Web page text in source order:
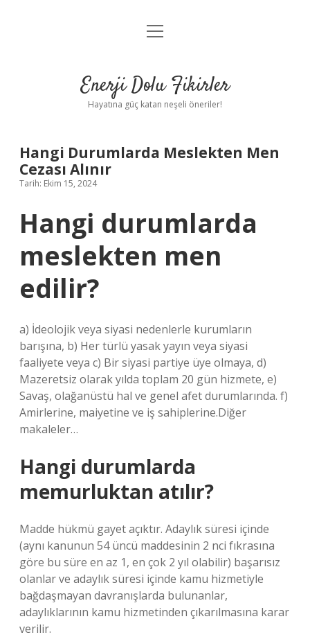
Anasayfa
Yasal Uyarı
menüyü
Enerji Dolu Fikirler
Hayatına güç katan neşeli öneriler!
Hangi Durumlarda Meslekten Men
Cezası Alınır
Tarih: Ekim 15, 2024
Hangi durumlarda
meslekten men
edilir?
a) İdeolojik veya siyasi nedenlerle kurumların
barışına, b) Her türlü yasak yayın veya siyasi
faaliyete veya c) Bir siyasi partiye üye olmaya, d)
Mazeretsiz olarak yılda toplam 20 gün hizmete, e)
Savaş, olağanüstü hal ve genel afet durumlarında. f)
Amirlerine, maiyetine ve iş sahiplerine.Diğer
makaleler…
Hangi durumlarda
memurluktan atılır?
Madde hükmü gayet açıktır. Adaylık süresi içinde
(aynı kanunun 54 üncü maddesinin 2 nci fıkrasına
göre bu süre en az 1, en çok 2 yıl olabilir) başarısız
olanlar ve adaylık süresi içinde kamu hizmetiyle
bağdaşmayan davranışlarda bulunanlar,
adaylıklarının kamu hizmetinden çıkarılmasına karar
verilir.